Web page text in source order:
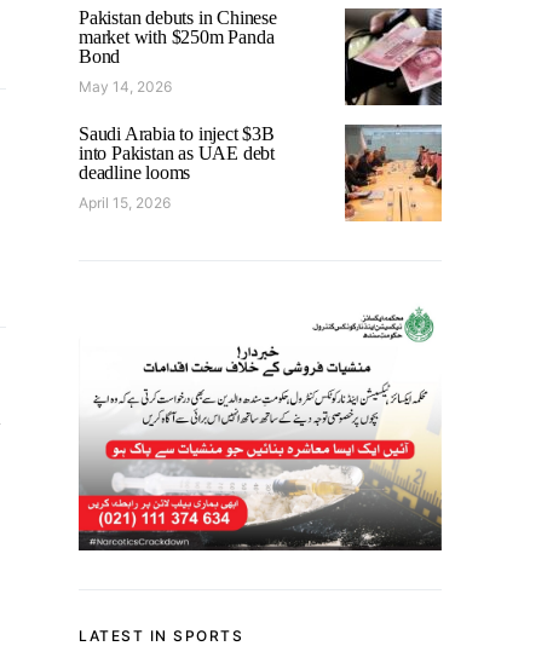
Pakistan debuts in Chinese
market with $250m Panda
Bond
May 14, 2026
Saudi Arabia to inject $3B
into Pakistan as UAE debt
deadline looms
April 15, 2026
LATEST IN SPORTS